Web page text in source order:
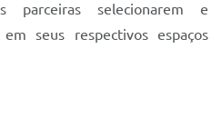
parceiras selecionarem e
seus respectivos espaços